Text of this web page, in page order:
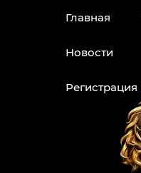
Главная
Новости
Регистрация